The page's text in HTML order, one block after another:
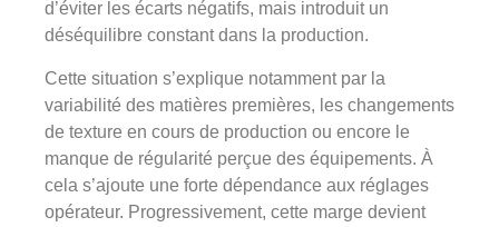
d’éviter les écarts négatifs, mais introduit un
déséquilibre constant dans la production.
Cette situation s’explique notamment par la
variabilité des matières premières, les changements
de texture en cours de production ou encore le
manque de régularité perçue des équipements. À
cela s’ajoute une forte dépendance aux réglages
opérateur. Progressivement, cette marge devient